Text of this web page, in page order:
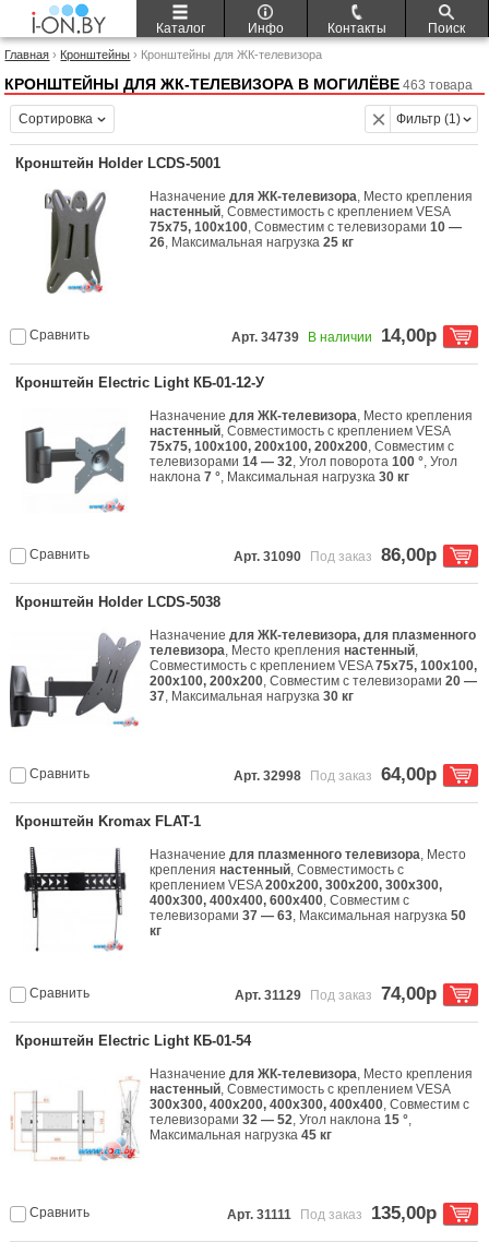
Каталог Инфо Контакты Поиск
Главная › Кронштейны › Кронштейны для ЖК-телевизора
КРОНШТЕЙНЫ ДЛЯ ЖК-ТЕЛЕВИЗОРА В МОГИЛЁВЕ 463 товара
Сортировка Фильтр (1)
Кронштейн Holder LCDS-5001
Назначениедля ЖК-телевизора, Место крепления
настенный, Совместимость с креплением VESA
75x75, 100x100, Совместим с телевизорами10 —
26, Максимальная нагрузка25 кг
Сравнить Арт. 34739 В наличии 14,00р
Кронштейн Electric Light КБ-01-12-У
Назначениедля ЖК-телевизора, Место крепления
настенный, Совместимость с креплением VESA
75x75, 100x100, 200x100, 200x200, Совместим с
телевизорами14 — 32, Угол поворота100 °, Угол
наклона7 °, Максимальная нагрузка30 кг
Сравнить Арт. 31090 Под заказ 86,00р
Кронштейн Holder LCDS-5038
Назначениедля ЖК-телевизора, для плазменного
телевизора, Место креплениянастенный,
Совместимость с креплением VESA75x75, 100x100,
200x100, 200x200, Совместим с телевизорами20 —
37, Максимальная нагрузка30 кг
Сравнить Арт. 32998 Под заказ 64,00р
Кронштейн Kromax FLAT-1
Назначениедля плазменного телевизора, Место
креплениянастенный, Совместимость с
креплением VESA200x200, 300x200, 300x300,
400x300, 400x400, 600x400, Совместим с
телевизорами37 — 63, Максимальная нагрузка50
кг
Сравнить Арт. 31129 Под заказ 74,00р
Кронштейн Electric Light КБ-01-54
Назначениедля ЖК-телевизора, Место крепления
настенный, Совместимость с креплением VESA
300x300, 400x200, 400x300, 400x400, Совместим с
телевизорами32 — 52, Угол наклона15 °,
Максимальная нагрузка45 кг
Сравнить Арт. 31111 Под заказ 135,00р